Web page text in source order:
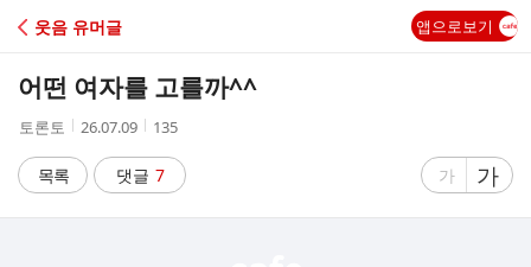
C
A
웃음 유머글 앱으로보기
어떤 여자를 고를까^^
작
자
토론토
작
시
간
26.07.09
조
수
135
목록 댓글 7
글
가
글
자
가